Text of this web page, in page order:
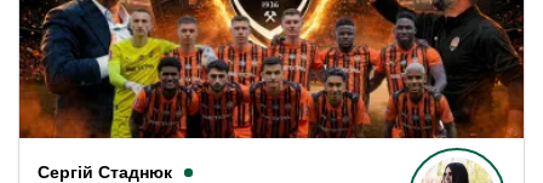
Сергій Стаднюк